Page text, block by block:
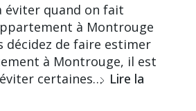
éviter quand on fait
à Montrouge
décidez de faire estimer
à Montrouge, il est
certaines… Lire la